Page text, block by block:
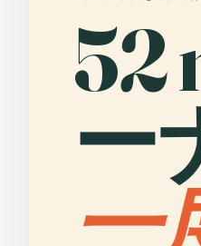
52
ー
一